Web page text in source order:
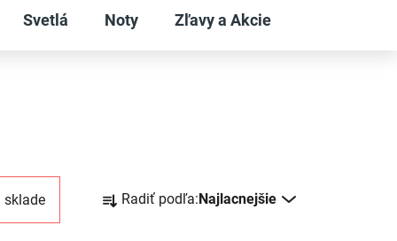
Svetlá Noty Zľavy a Akcie
sklade
a Radiť podľa:Najlacnejšie